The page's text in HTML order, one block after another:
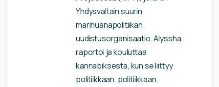
Yhdysvaltain suurin
marihuanapolitiikan
uudistusorganisaatio. Alyssha
raportoi ja kouluttaa
kannabiksesta, kun se liittyy
politiikkaan, politiikkaan,